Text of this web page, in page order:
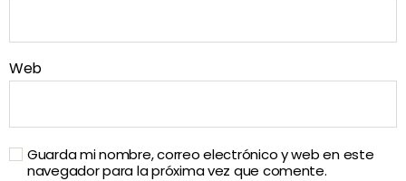
Web
Guarda mi nombre, correo electrónico y web en este
navegador para la próxima vez que comente.